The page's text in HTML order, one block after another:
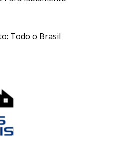
Todo o Brasil